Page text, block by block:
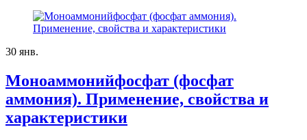
30 янв.
Моноаммонийфосфат (фосфат
аммония). Применение, свойства и
характеристики